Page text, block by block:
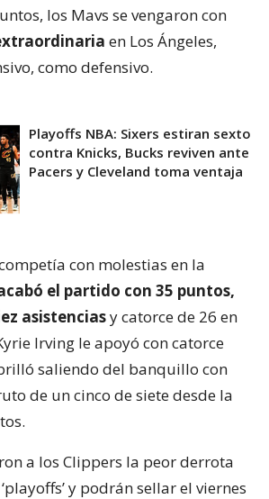
los Mavs se vengaron con
en Los Ángeles,
como defensivo.
Playoffs NBA: Sixers estiran sexto
contra Knicks, Bucks reviven ante
Pacers y Cleveland toma ventaja
con molestias en la
el partido con 35 puntos,
asistenciasy catorce de 26 en
Irving le apoyó con catorce
saliendo del banquillo con
de un cinco de siete desde la
a los Clippers la peor derrota
y podrán sellar el viernes